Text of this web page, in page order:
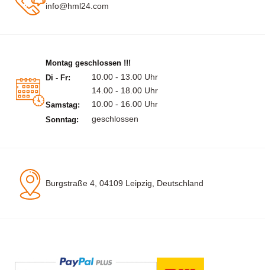
info@hml24.com
Montag geschlossen !!!
Di - Fr:
10.00 - 13.00 Uhr
14.00 - 18.00 Uhr
Samstag: 10.00 - 16.00 Uhr
Sonntag: geschlossen
Burgstraße 4, 04109 Leipzig, Deutschland